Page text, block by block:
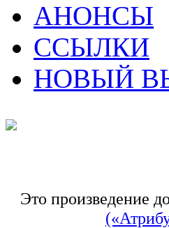
АНОНСЫ
ССЫЛКИ
НОВЫЙ
Это произведение